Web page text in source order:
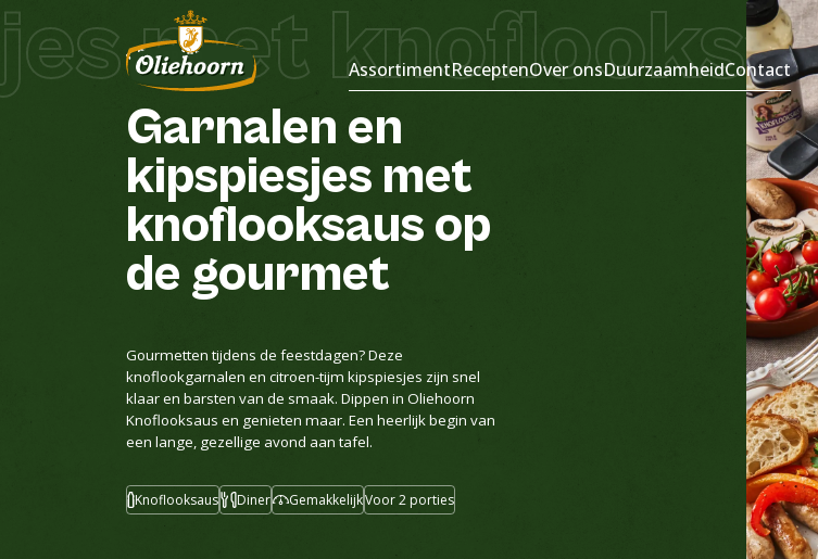
AssortimentReceptenOver onsDuurzaamheidContact
Recepten
Garnalen en
kipspiesjes met
knoflooksaus op
de gourmet
met
Gourmetten tijdens de feestdagen? Deze
knoflookgarnalen en citroen-tijm kipspiesjes zijn snel
klaar en barsten van de smaak. Dippen in Oliehoorn
Knoflooksaus en genieten maar. Een heerlijk begin van
een lange, gezellige avond aan tafel.
Knoflooksaus Diner GemakkelijkVoor 2 porties